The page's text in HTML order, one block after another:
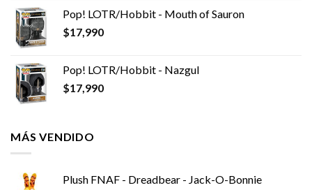
Pop! LOTR/Hobbit - Mouth of Sauron
$17,990
Pop! LOTR/Hobbit - Nazgul
$17,990
MÁS VENDIDO
Plush FNAF - Dreadbear - Jack-O-Bonnie